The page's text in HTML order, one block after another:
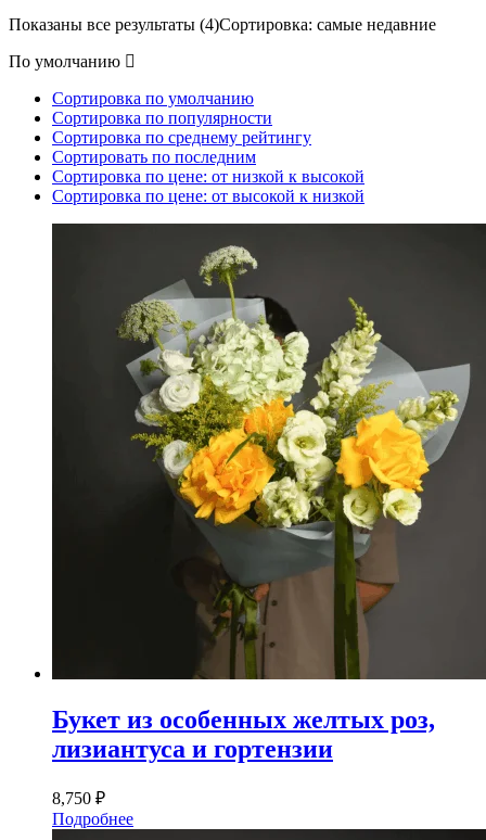
Показаны все результаты (4)Сортировка: самые недавние
По умолчанию
Сортировка по умолчанию
Сортировка по популярности
Сортировка по среднему рейтингу
Сортировать по последним
Сортировка по цене: от низкой к высокой
Сортировка по цене: от высокой к низкой
Букет из особенных желтых роз,
лизиантуса и гортензии
8,750 ₽
Подробнее